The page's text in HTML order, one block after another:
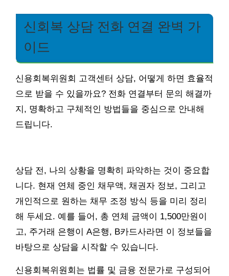
신회복 상담 전화 연결 완벽 가
이드
신용회복위원회 고객센터 상담, 어떻게 하면 효율적
으로 받을 수 있을까요? 전화 연결부터 문의 해결까
지, 명확하고 구체적인 방법들을 중심으로 안내해
드립니다.
상담 전, 나의 상황을 명확히 파악하는 것이 중요합
니다. 현재 연체 중인 채무액, 채권자 정보, 그리고
개인적으로 원하는 채무 조정 방식 등을 미리 정리
해 두세요. 예를 들어, 총 연체 금액이 1,500만원이
고, 주거래 은행이 A은행, B카드사라면 이 정보들을
바탕으로 상담을 시작할 수 있습니다.
신용회복위원회는 법률 및 금융 전문가로 구성되어